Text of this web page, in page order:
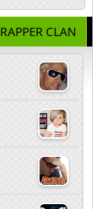
RAPPER CLAN